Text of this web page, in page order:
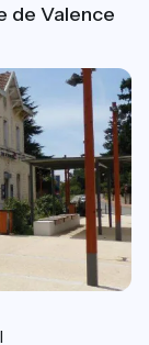
de Valence